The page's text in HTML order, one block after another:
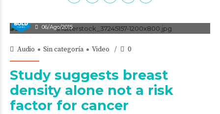
06/Ago/2015
Audio Sin categoría Video 0
Study suggests breast
density alone not a risk
factor for cancer